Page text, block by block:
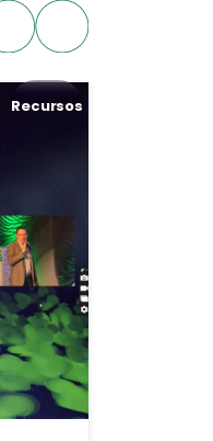
Recursos